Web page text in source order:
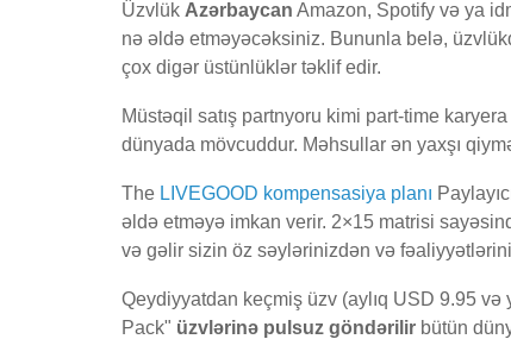
Üzvlük Azərbaycan Amazon, Spotify və ya
nə əldə etməyəcəksiniz. Bununla belə,
çox digər üstünlüklər təklif edir.
Müstəqil satış partnyoru kimi part-time
dünyada mövcuddur. Məhsullar ən yaxşı
The LIVEGOOD kompensasiya planı
əldə etməyə imkan verir. 2×15 matrisi
və gəlir sizin öz səylərinizdən və
Qeydiyyatdan keçmiş üzv (aylıq USD 9.95
Pack" üzvlərinə pulsuz göndərilir bütün